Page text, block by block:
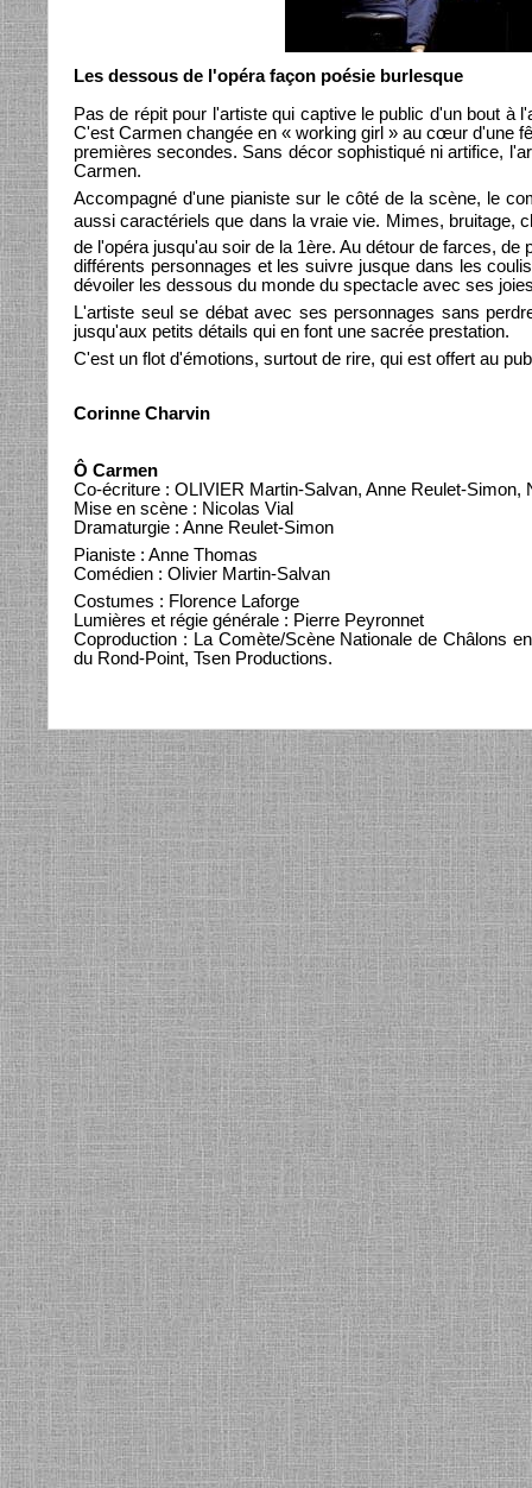
Les dessous de l'opéra façon poésie burlesque
Pas de répit pour l'artiste qui captive le public d'un bout
C'est Carmen changée en « working girl » au cœur d'une
premières secondes. Sans décor sophistiqué ni artifice,
Carmen.
Accompagné d'une pianiste sur le côté de la scène, le
aussi caractériels que dans la vraie vie. Mimes, bruitage,
de l'opéra jusqu'au soir de la 1ère. Au détour de farces,
différents personnages et les suivre jusque dans les
dévoiler les dessous du monde du spectacle avec ses
L'artiste seul se débat avec ses personnages sans
jusqu'aux petits détails qui en font une sacrée prestation.
C'est un flot d'émotions, surtout de rire, qui est offert au
Corinne Charvin
Ô Carmen
Co-écriture : OLIVIER Martin-Salvan, Anne Reulet-Simon,
Mise en scène : Nicolas Vial
Dramaturgie : Anne Reulet-Simon
Pianiste : Anne Thomas
Comédien : Olivier Martin-Salvan
Costumes : Florence Laforge
Lumières et régie générale : Pierre Peyronnet
Coproduction : La Comète/Scène Nationale de Châlons
du Rond-Point, Tsen Productions.